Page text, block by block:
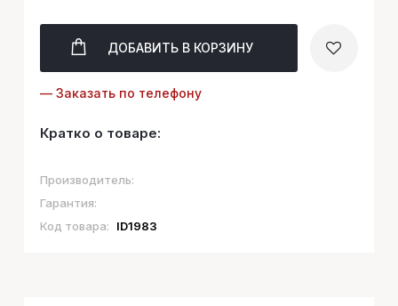
ДОБАВИТЬ В КОРЗИНУ
— Заказать по телефону
Кратко о товаре:
Производитель:
Гарантия:
Код товара:
ID1983